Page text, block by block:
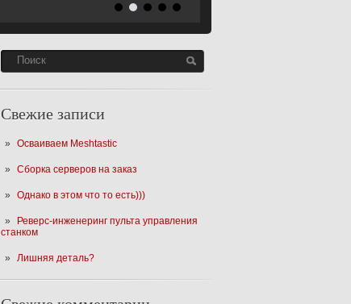
Свежие записи
Осваиваем Meshtastic
Сборка серверов на заказ
Однако в этом что то есть)))
Реверс-инженеринг пульта управления
станком
Лишняя деталь?